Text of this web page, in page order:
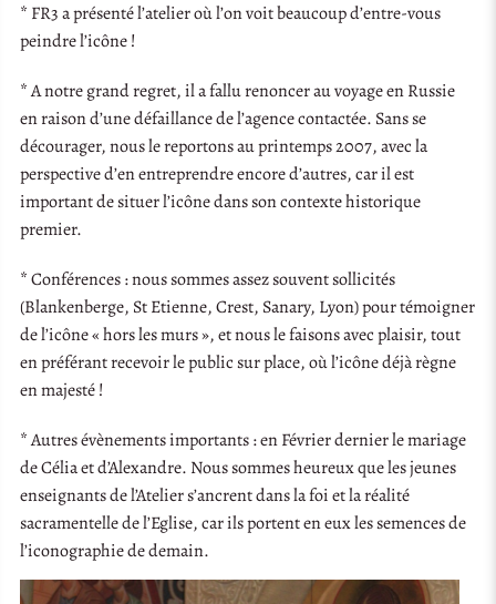
* FR3 a présenté l’atelier où l’on voit beaucoup d’entre-vous
peindre l’icône !
* A notre grand regret, il a fallu renoncer au voyage en Russie
en raison d’une défaillance de l’agence contactée. Sans se
décourager, nous le reportons au printemps 2007, avec la
perspective d’en entreprendre encore d’autres, car il est
important de situer l’icône dans son contexte historique
premier.
* Conférences : nous sommes assez souvent sollicités
(Blankenberge, St Etienne, Crest, Sanary, Lyon) pour témoigner
de l’icône « hors les murs », et nous le faisons avec plaisir, tout
en préférant recevoir le public sur place, où l’icône déjà règne
en majesté !
* Autres évènements importants : en Février dernier le mariage
de Célia et d’Alexandre. Nous sommes heureux que les jeunes
enseignants de l’Atelier s’ancrent dans la foi et la réalité
sacramentelle de l’Eglise, car ils portent en eux les semences de
l’iconographie de demain.